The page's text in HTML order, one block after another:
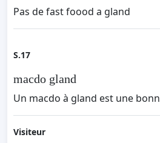
Pas de fast foood a gland
S.17
macdo gland
Un macdo à gland est une
Visiteur